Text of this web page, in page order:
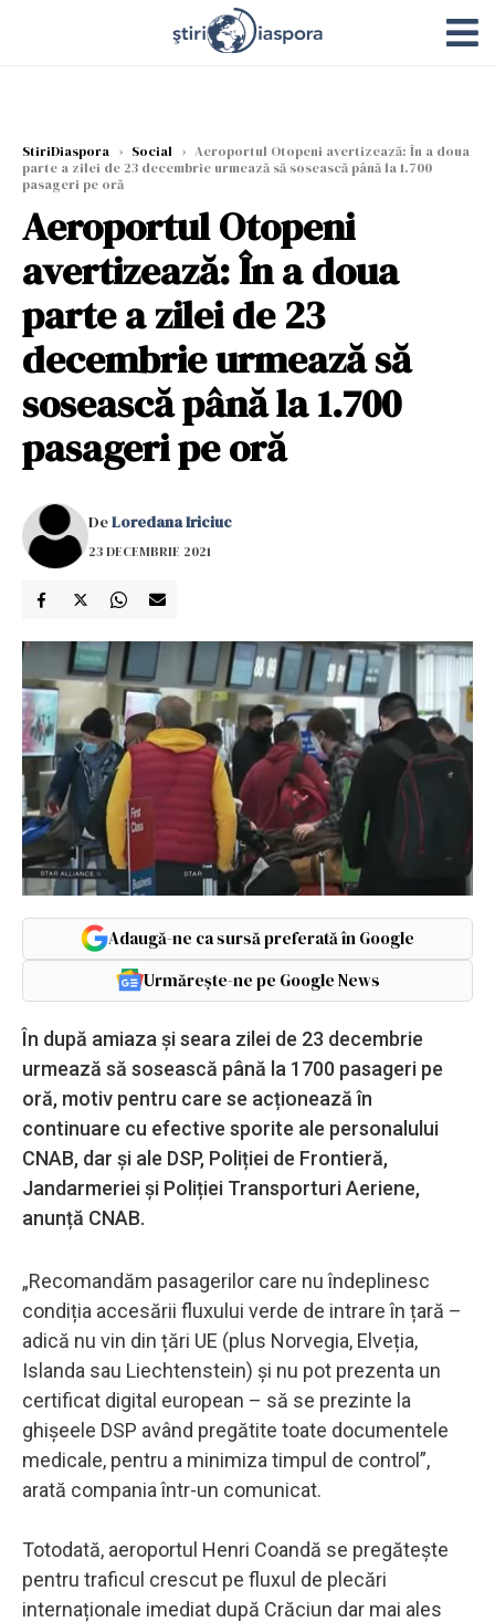
StiriDiaspora › Social › Aeroportul Otopeni avertizează: În a doua
parte a zilei de 23 decembrie urmează să sosească până la 1.700
pasageri pe oră
Aeroportul Otopeni
avertizează: În a doua
parte a zilei de 23
decembrie urmează să
sosească până la 1.700
pasageri pe oră
DeLoredana Iriciuc
23 DECEMBRIE 2021
Adaugă-ne ca sursă preferată în Google
Urmărește-ne pe Google News
În după amiaza și seara zilei de 23 decembrie
urmează să sosească până la 1700 pasageri pe
oră, motiv pentru care se acționează în
continuare cu efective sporite ale personalului
CNAB, dar și ale DSP, Poliției de Frontieră,
Jandarmeriei și Poliției Transporturi Aeriene,
anunță CNAB.
„Recomandăm pasagerilor care nu îndeplinesc
condiția accesării fluxului verde de intrare în țară –
adică nu vin din țări UE (plus Norvegia, Elveția,
Islanda sau Liechtenstein) și nu pot prezenta un
certificat digital european – să se prezinte la
ghișeele DSP având pregătite toate documentele
medicale, pentru a minimiza timpul de control”,
arată compania într-un comunicat.
Totodată, aeroportul Henri Coandă se pregătește
pentru traficul crescut pe fluxul de plecări
internaționale imediat după Crăciun dar mai ales